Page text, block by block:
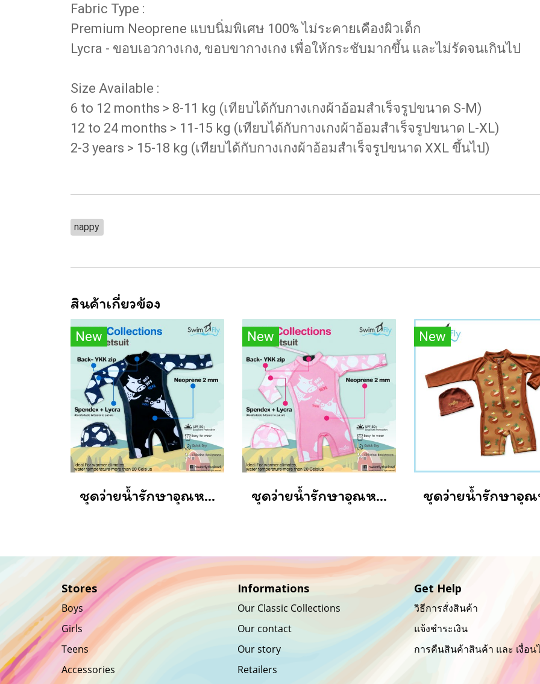
Fabric Type :
Premium Neoprene แบบนิ่มพิเศษ 100% ไม่ระคายเคืองผิวเด็ก
Lycra - ขอบเอวกางเกง, ขอบขากางเกง เพื่อให้กระชับมากขึ้น และไม่รัดจนเกินไป
Size Available :
6 to 12 months > 8-11 kg (เทียบได้กับกางเกงผ้าอ้อมสำเร็จรูปขนาด S-M)
12 to 24 months > 11-15 kg (เทียบได้กับกางเกงผ้าอ้อมสำเร็จรูปขนาด L-XL)
2-3 years > 15-18 kg (เทียบได้กับกางเกงผ้าอ้อมสำเร็จรูปขนาด XXL ขึ้นไป)
nappy
สินค้าเกี่ยวข้อง
New
ชุดว่ายน้ำรักษาอุณหภูมิ แบบแขนยาว+หมวกว่ายน้ำลาย Cow/ Black (Cowboy)
New
ชุดว่ายน้ำรักษาอุณหภูมิ แบบแขนยาว+หมวกว่ายน้ำลาย Cow/ Pink (Cowgirl)
New
Stores
Boys
Girls
Teens
Accessories
Informations
Our Classic Collections
Our contact
Our story
Retailers
Get Help
วิธีการสั่งสินค้า
แจ้งชำระเงิน
การคืนสินค้าสินค้า และ เงื่อน